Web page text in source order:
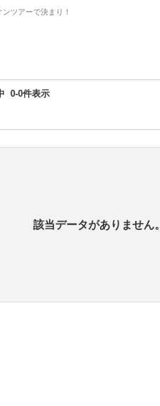
ツアーで決まり！
0-0件表示
該当データがありません